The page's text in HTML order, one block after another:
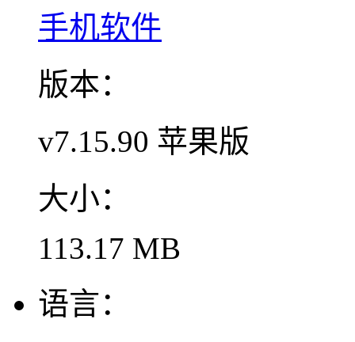
手机软件
版本：
v7.15.90 苹果版
大小：
113.17 MB
语言：